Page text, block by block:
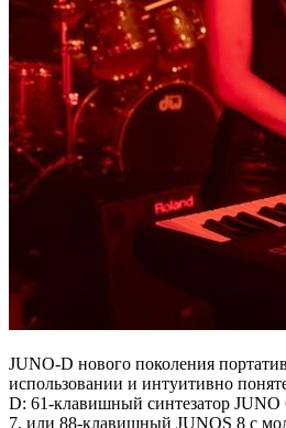
JUNO-D нового поколения
использовании и интуитивно
D: 61-клавишный синтезатор
7, или 88-клавишный JUNOS 8 с